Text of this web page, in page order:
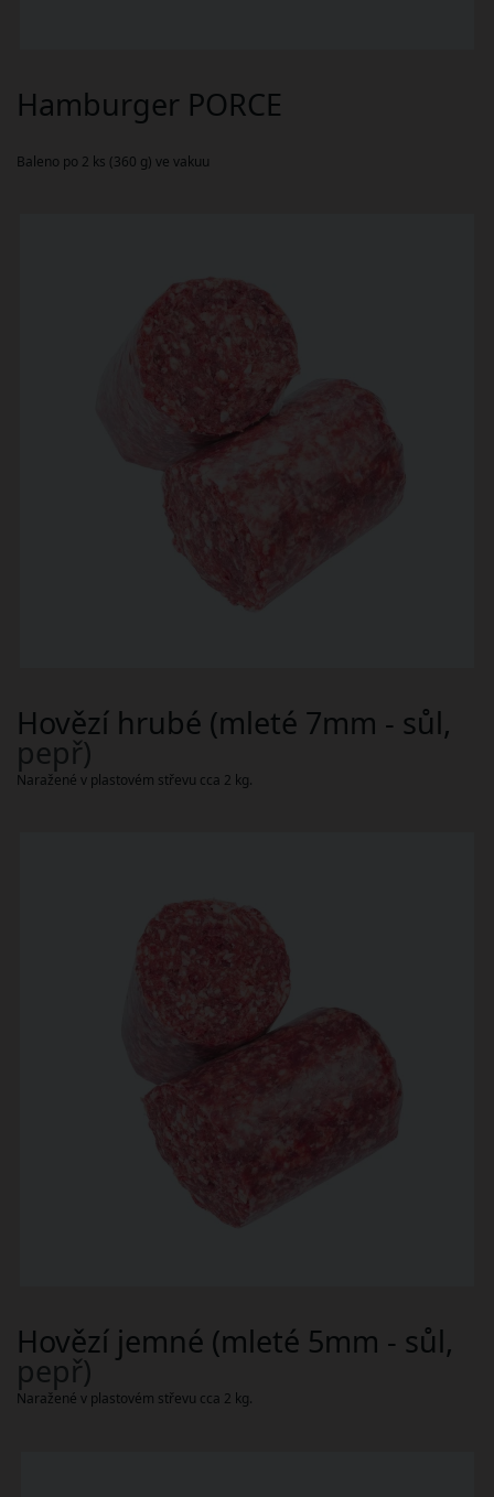
Baleno po 2 ks (360 g) ve vakuu
Hamburger PORCE
Naražené v plastovém střevu cca 2 kg.
Hovězí hrubé (mleté 7mm - sůl,
pepř)
Naražené v plastovém střevu cca 2 kg.
Hovězí jemné (mleté 5mm - sůl,
pepř)